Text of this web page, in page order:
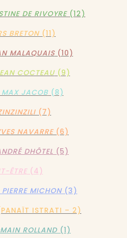
DE RIVOYRE(12)
BRETON(11)
MALAQUAIS(10)
COCTEAU(9)
MAX JACOB(8)
(7)
NAVARRE(6)
DHÔTEL (5)
ÊTRE(4)
MICHON(3)
ISTRATI – 2)
ROLLAND (1)